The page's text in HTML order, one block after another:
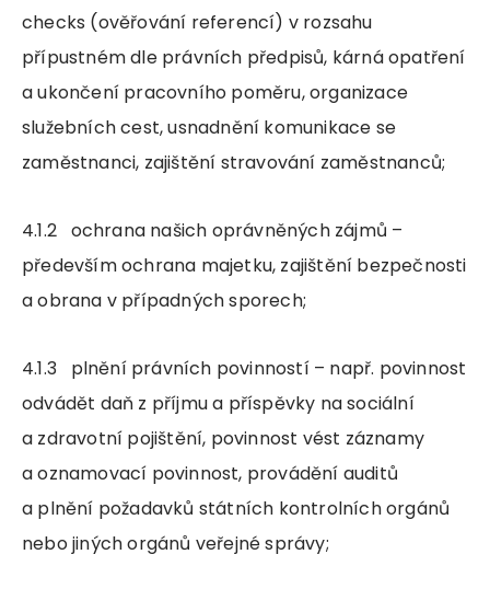
checks (ověřování referencí) v rozsahu
přípustném dle právních předpisů, kárná opatření
a ukončení pracovního poměru, organizace
služebních cest, usnadnění komunikace se
zaměstnanci, zajištění stravování zaměstnanců;
4.1.2 ochrana našich oprávněných zájmů –
především ochrana majetku, zajištění bezpečnosti
a obrana v případných sporech;
4.1.3 plnění právních povinností – např. povinnost
odvádět daň z příjmu a příspěvky na sociální
a zdravotní pojištění, povinnost vést záznamy
a oznamovací povinnost, provádění auditů
a plnění požadavků státních kontrolních orgánů
nebo jiných orgánů veřejné správy;